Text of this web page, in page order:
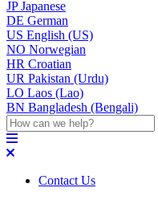
JPJapanese
DE German
US English (US)
NO Norwegian
HR Croatian
UR Pakistan (Urdu)
LO Laos (Lao)
BN Bangladesh (Bengali)
Contact Us